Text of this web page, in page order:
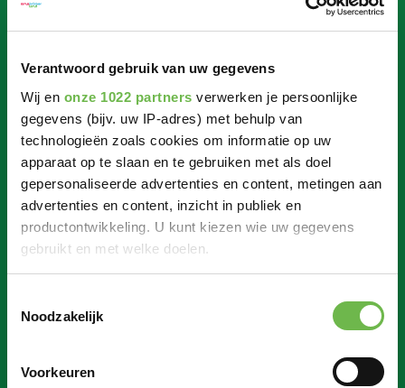
Verantwoord gebruik van uw gegevens
Wij en onze 1022 partners verwerken je persoonlijke
gegevens (bijv. uw IP-adres) met behulp van
technologieën zoals cookies om informatie op uw
apparaat op te slaan en te gebruiken met als doel
gepersonaliseerde advertenties en content, metingen aan
advertenties en content, inzicht in publiek en
productontwikkeling. U kunt kiezen wie uw gegevens
gebruikt en met welke doelen.
Informatie verzamelen over uw geografische
Uw apparaat identificeren door het actief te
scannen op specifieke eigenschappen (fingerprinting)
Noodzakelijk
Voorkeuren